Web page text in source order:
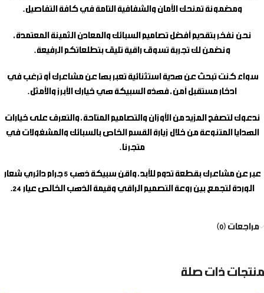
ومضمونة تمنحك الأمان والشفافية التامة في كافة التفاصيل.
نحن نفخر بتقديم أفضل تصاميم السبائك والمعادن الثمينة المعتمدة،
ونضمن لك تجربة تسوق راقية تليق بتطلعاتكم الرفيعة.
سواء كنت تبحث عن هدية استثنائية تعبر بها عن مشاعرك أو ترغب في
ادخار مستقبل آمن، فهذه السبيكة هي خيارك الأبرز والأمثل.
ندعوك لتصفح المزيد من الأوزان والتصاميم المتاحة، والتعرف على خيارات
الهدايا المتنوعة من خلال زيارة القسم الخاص بالسبائك والمشغولات في
متجرنا.
عبر عن مشاعرك بقطعة تدوم للأبد، واقنِ
سبيكة ذهب 5 جرام دائري شعار
الوردة لتجمع بين روعة التصميم الراقي وقيمة الذهب الخالص عيار 24.
مراجعات (0)
منتجات ذات صلة